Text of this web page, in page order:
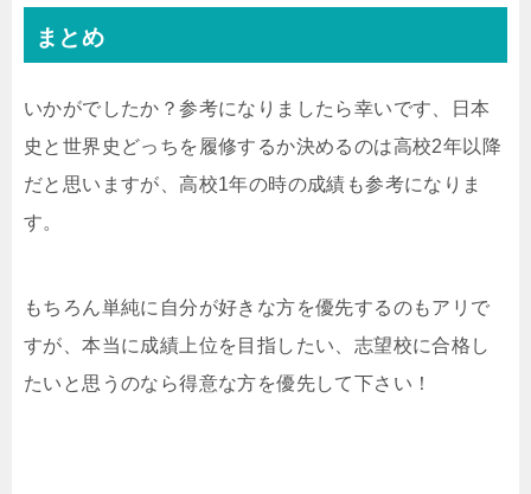
まとめ
いかがでしたか？参考になりましたら幸いです、日本
史と世界史どっちを履修するか決めるのは高校2年以降
だと思いますが、高校1年の時の成績も参考になりま
す。
もちろん単純に自分が好きな方を優先するのもアリで
すが、本当に成績上位を目指したい、志望校に合格し
たいと思うのなら得意な方を優先して下さい！